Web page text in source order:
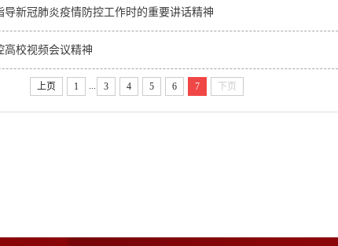
新冠肺炎疫情防控工作时的重要讲话精神
高校视频会议精神
上页 1 3 4 5 6 7 下页